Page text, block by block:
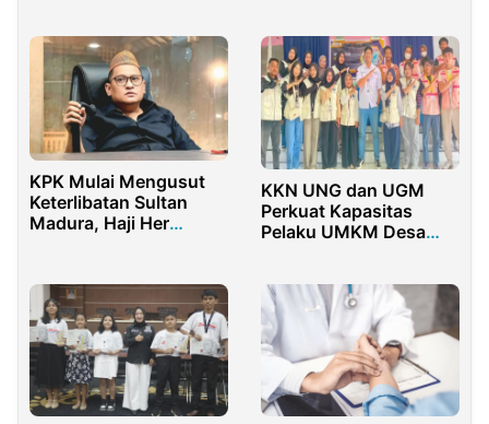
KPK Mulai Mengusut
Keterlibatan Sultan
Madura, Haji Her
KKN UNG dan UGM
Perkuat Kapasitas
Pelaku UMKM Desa